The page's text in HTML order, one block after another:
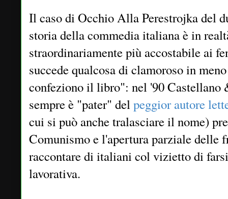
Il caso di Occhio Alla Perestrojka del
storia della commedia italiana è in
straordinariamente più accostabile ai
succede qualcosa di clamoroso in
confeziono il libro": nel '90
sempre è "pater" delpeggior autore
cui si può anche tralasciare il nome)
Comunismo e l'apertura parziale delle
raccontare di italiani col vizietto di
lavorativa.